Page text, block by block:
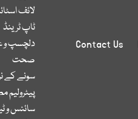
Contact Us
لائف
ٹاپ ٹرینڈ
دلچسپ
صحت
سونے کے
سائنس و